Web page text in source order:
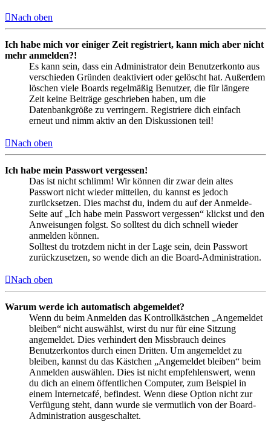
Nach oben
Ich habe mich vor einiger Zeit registriert, kann mich aber nicht
mehr anmelden?!
Es kann sein, dass ein Administrator dein Benutzerkonto aus
verschieden Gründen deaktiviert oder gelöscht hat. Außerdem
löschen viele Boards regelmäßig Benutzer, die für längere
Zeit keine Beiträge geschrieben haben, um die
Datenbankgröße zu verringern. Registriere dich einfach
erneut und nimm aktiv an den Diskussionen teil!
Nach oben
Ich habe mein Passwort vergessen!
Das ist nicht schlimm! Wir können dir zwar dein altes
Passwort nicht wieder mitteilen, du kannst es jedoch
zurücksetzen. Dies machst du, indem du auf der Anmelde-
Seite auf „Ich habe mein Passwort vergessen“ klickst und den
Anweisungen folgst. So solltest du dich schnell wieder
anmelden können.
Solltest du trotzdem nicht in der Lage sein, dein Passwort
zurückzusetzen, so wende dich an die Board-Administration.
Nach oben
Warum werde ich automatisch abgemeldet?
Wenn du beim Anmelden das Kontrollkästchen „Angemeldet
bleiben“ nicht auswählst, wirst du nur für eine Sitzung
angemeldet. Dies verhindert den Missbrauch deines
Benutzerkontos durch einen Dritten. Um angemeldet zu
bleiben, kannst du das Kästchen „Angemeldet bleiben“ beim
Anmelden auswählen. Dies ist nicht empfehlenswert, wenn
du dich an einem öffentlichen Computer, zum Beispiel in
einem Internetcafé, befindest. Wenn diese Option nicht zur
Verfügung steht, dann wurde sie vermutlich von der Board-
Administration ausgeschaltet.